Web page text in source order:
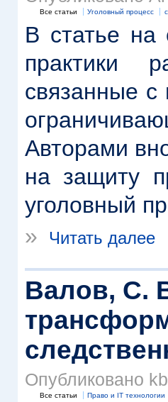
Все статьи Уголовный процесс
В статье на
практики
связанные с
Авторами
на защиту
уголовный
»
Читать далее
Валов, С.
Опубликовано
Все статьи Право и IT технологии